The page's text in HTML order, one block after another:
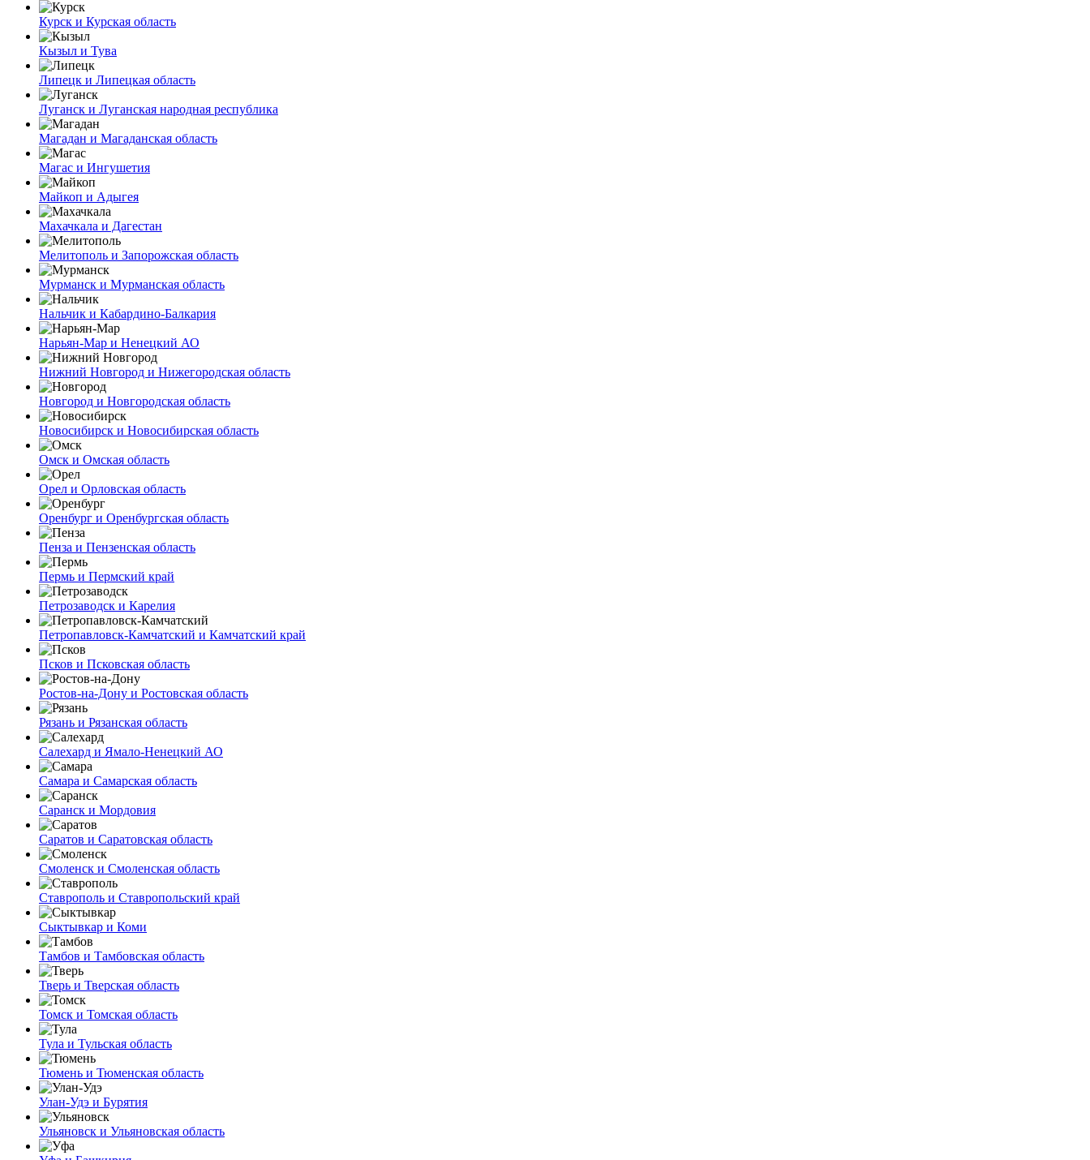
Курск и Курская область
Кызыл и Тува
Липецк и Липецкая область
Луганск и Луганская народная республика
Магадан и Магаданская область
Магас и Ингушетия
Майкоп и Адыгея
Махачкала и Дагестан
Мелитополь и Запорожская область
Мурманск и Мурманская область
Нальчик и Кабардино-Балкария
Нарьян-Мар и Ненецкий АО
Нижний Новгород и Нижегородская область
Новгород и Новгородская область
Новосибирск и Новосибирская область
Омск и Омская область
Орел и Орловская область
Оренбург и Оренбургская область
Пенза и Пензенская область
Пермь и Пермский край
Петрозаводск и Карелия
Петропавловск-Камчатский и Камчатский край
Псков и Псковская область
Ростов-на-Дону и Ростовская область
Рязань и Рязанская область
Салехард и Ямало-Ненецкий АО
Самара и Самарская область
Саранск и Мордовия
Саратов и Саратовская область
Смоленск и Смоленская область
Ставрополь и Ставропольский край
Сыктывкар и Коми
Тамбов и Тамбовская область
Тверь и Тверская область
Томск и Томская область
Тула и Тульская область
Тюмень и Тюменская область
Улан-Удэ и Бурятия
Ульяновск и Ульяновская область